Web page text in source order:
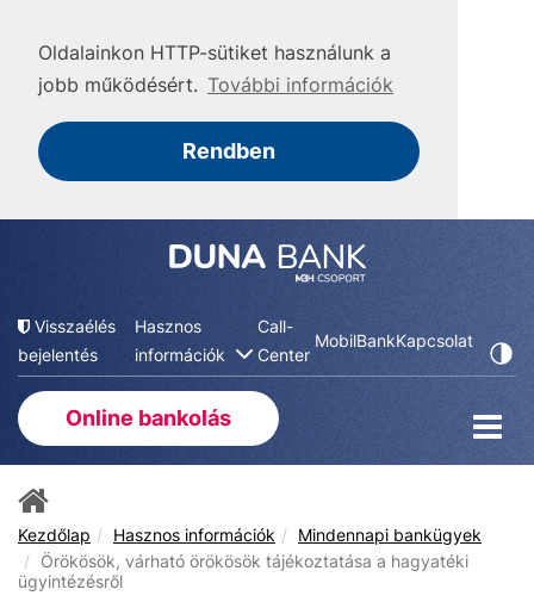
Oldalainkon HTTP-sütiket használunk a
jobb működésért. További információk
Rendben
Visszaélés
bejelentés
Hasznos
információk
Call-
Center
MobilBankKapcsolat
Online bankolás
Kezdőlap Hasznos információk
Mindennapi bankügyek
Örökösök, várható örökösök tájékoztatása a hagyatéki
ügyintézésről